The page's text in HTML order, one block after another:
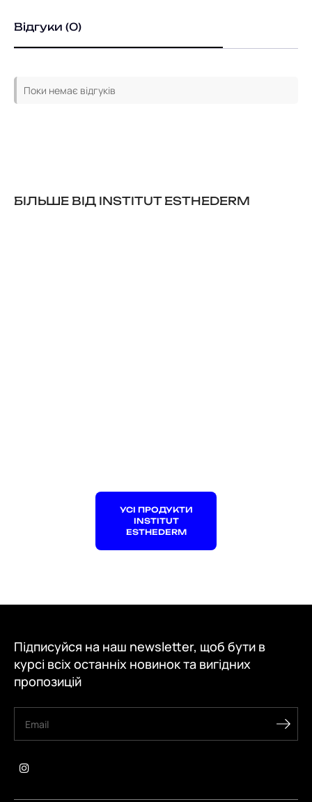
Відгуки (0)
Поки немає відгуків
БІЛЬШЕ ВІД INSTITUT ESTHEDERM
УСІ ПРОДУКТИ
INSTITUT
ESTHEDERM
Підписуйся на наш newsletter, щоб бути в
курсі всіх останніх новинок та вигідних
пропозицій